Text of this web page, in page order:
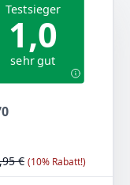
Testsieger
1,0
sehr gut
€ (10% Rabatt!)